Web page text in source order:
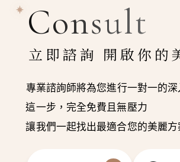
Consult
立即諮詢 開啟你的
專業諮詢師將為您進行一對一的深
這一步，完全免費且無壓力
讓我們一起找出最適合您的美麗方